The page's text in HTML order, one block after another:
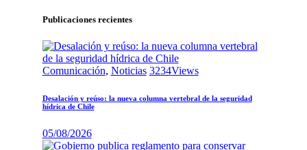
Publicaciones recientes
Comunicación, Noticias 3234Views
Desalación y reúso: la nueva columna vertebral de la seguridad
hídrica de Chile
05/08/2026